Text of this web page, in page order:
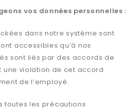
vos données personnelles :
dans notre système sont
accessibles qu’à nos
sont liés par des accords de
une violation de cet accord
de l’employé.
toutes les précautions